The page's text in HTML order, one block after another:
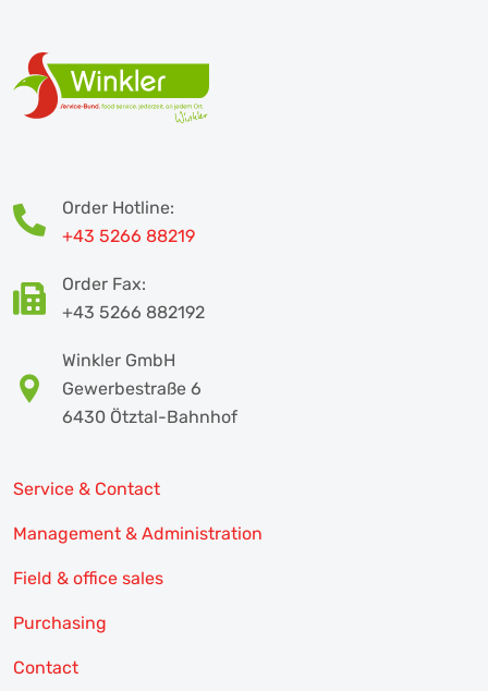
Order Hotline:
+43 5266 88219
Order Fax:
+43 5266 882192
Winkler GmbH
Gewerbestraße 6
6430 Ötztal-Bahnhof
Service & Contact
Management & Administration
Field & office sales
Purchasing
Contact